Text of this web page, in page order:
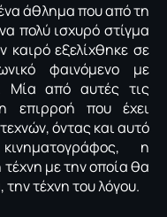
άθλημα που από τη
πολύ ισχυρό στίγμα
καιρό εξελίχθηκε σε
φαινόμενο με
Μία από αυτές τις
επιρροή που έχει
όντας και αυτό
η
με την οποία θα
τέχνη του λόγου.